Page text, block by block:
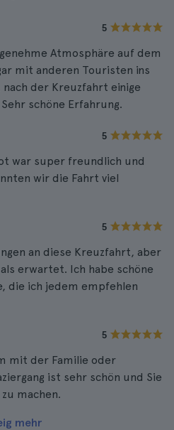
5
Atmosphäre auf dem
mit anderen Touristen ins
der Kreuzfahrt einige
schöne Erfahrung.
5
war super freundlich und
wir die Fahrt viel
5
an diese Kreuzfahrt, aber
erwartet. Ich habe schöne
die ich jedem empfehlen
5
mit der Familie oder
ist sehr schön und Sie
machen.
mehr